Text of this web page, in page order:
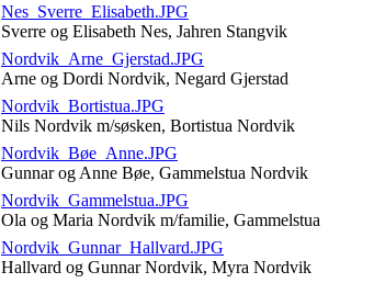
Nes_Sverre_Elisabeth.JPG
Sverre og Elisabeth Nes, Jahren Stangvik
Nordvik_Arne_Gjerstad.JPG
Arne og Dordi Nordvik, Negard Gjerstad
Nordvik_Bortistua.JPG
Nils Nordvik m/søsken, Bortistua Nordvik
Nordvik_Bøe_Anne.JPG
Gunnar og Anne Bøe, Gammelstua Nordvik
Nordvik_Gammelstua.JPG
Ola og Maria Nordvik m/familie, Gammelstua
Nordvik_Gunnar_Hallvard.JPG
Hallvard og Gunnar Nordvik, Myra Nordvik